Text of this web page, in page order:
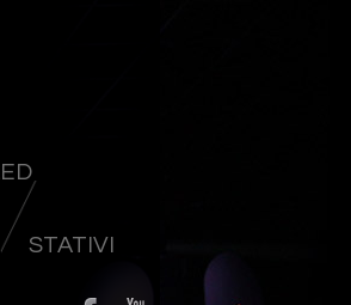
STATIVI